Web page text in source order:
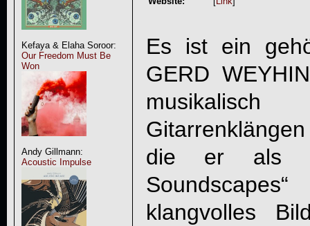
Kefaya & Elaha Soroor:
Our Freedom Must Be
Won
Andy Gillmann:
Acoustic Impulse
Es ist ein
GERD
die er als
klangvolles